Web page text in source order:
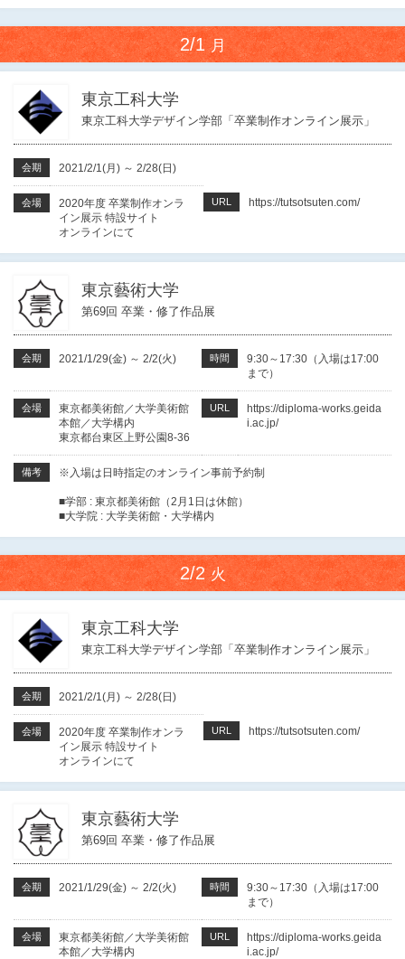
2/1月
東京工科大学
東京工科大学デザイン学部「卒業制作オンライン展示」
会期 2021/2/1(月) ～ 2/28(日)
会場
2020年度 卒業制作オンラ
イン展示 特設サイト
オンラインにて
URL https://tutsotsuten.com/
東京藝術大学
第69回 卒業・修了作品展
会期 2021/1/29(金) ～ 2/2(火) 時間
9:30～17:30（入場は17:00
まで）
会場
東京都美術館／大学美術館
本館／大学構内
東京都台東区上野公園8-36
URL
https://diploma-works.geida
i.ac.jp/
備考 ※入場は日時指定のオンライン事前予約制
■学部 : 東京都美術館（2月1日は休館）
■大学院 : 大学美術館・大学構内
2/2火
東京工科大学
東京工科大学デザイン学部「卒業制作オンライン展示」
会期 2021/2/1(月) ～ 2/28(日)
会場
2020年度 卒業制作オンラ
イン展示 特設サイト
オンラインにて
URL https://tutsotsuten.com/
東京藝術大学
第69回 卒業・修了作品展
会期 2021/1/29(金) ～ 2/2(火) 時間
9:30～17:30（入場は17:00
まで）
会場
東京都美術館／大学美術館
本館／大学構内
URL
https://diploma-works.geida
i.ac.jp/